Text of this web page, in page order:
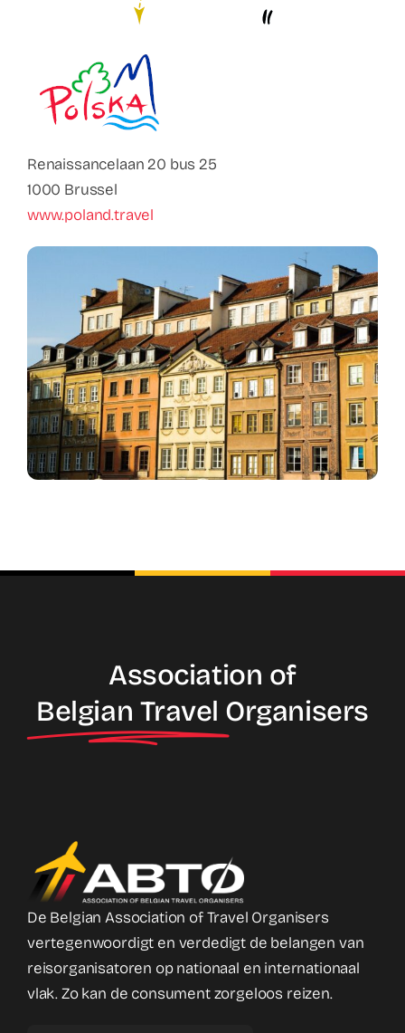
ABC Van De Toeristische Terminologie
Français
Renaissancelaan 20 bus 25
1000 Brussel
www.poland.travel
Association of
Belgian Travel Organisers
De Belgian Association of Travel Organisers
vertegenwoordigt en verdedigt de belangen van
reisorganisatoren op nationaal en internationaal
vlak. Zo kan de consument zorgeloos reizen.